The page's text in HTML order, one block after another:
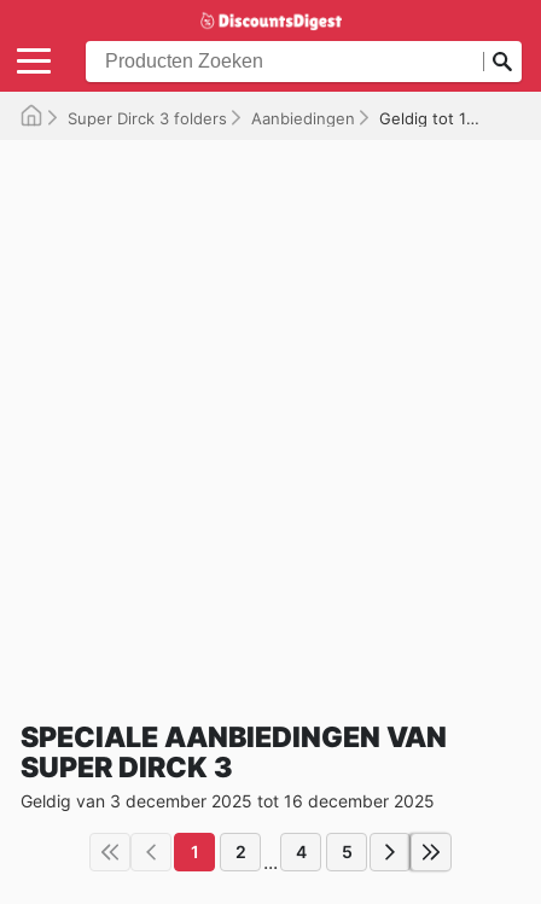
Super Dirck 3 folders Aanbiedingen Geldig tot 16-12-2025
SPECIALE AANBIEDINGEN VAN
SUPER DIRCK 3
Geldig van 3 december 2025 tot 16 december 2025
1 2 ... 4 5